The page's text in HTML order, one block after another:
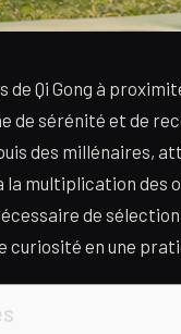
de Qi Gong à
de sérénité et de
des millénaires,
la multiplication
de
en une